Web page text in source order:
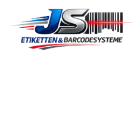
Inhalt
springen